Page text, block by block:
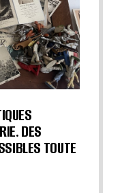
DES
TOUTE